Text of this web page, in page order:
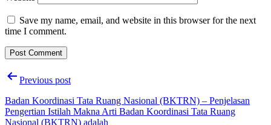
Save my name, email, and website in this browser for the next
time I comment.
PostPrevious post
Badan Koordinasi Tata Ruang Nasional (BKTRN) – Penjelasan
Pengertian Istilah Makna Arti Badan Koordinasi Tata Ruang
Nasional (BKTRN) adalah